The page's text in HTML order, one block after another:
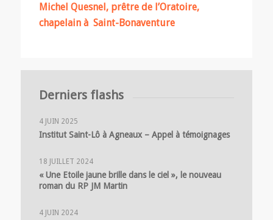
Michel Quesnel, prêtre de l’Oratoire,
chapelain à Saint-Bonaventure
Derniers flashs
4 JUIN 2025
Institut Saint-Lô à Agneaux – Appel à témoignages
18 JUILLET 2024
« Une Etoile jaune brille dans le ciel », le nouveau
roman du RP JM Martin
4 JUIN 2024